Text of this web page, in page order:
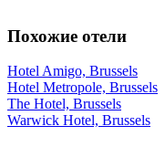
Похожие отели
Hotel Amigo, Brussels
Hotel Metropole, Brussels
The Hotel, Brussels
Warwick Hotel, Brussels